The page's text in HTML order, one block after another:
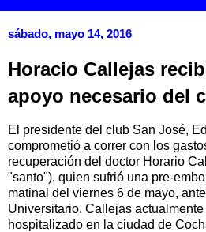
sábado, mayo 14, 2016
Horacio Callejas
apoyo necesario del
El presidente del club San José,
comprometió a correr con los
recuperación del doctor Horario
"santo"), quien sufrió una pre-
matinal del viernes 6 de mayo,
Universitario. Callejas
hospitalizado en la ciudad de